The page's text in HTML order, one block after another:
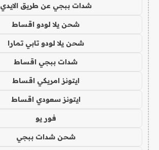
شدات ببجي عن طريق الايدي
شحن يلا لودو اقساط
شحن يلا لودو تابي تمارا
شدات ببجي اقساط
ايتونز امريكي اقساط
ايتونز سعودي اقساط
فور يو
شحن شدات ببجي